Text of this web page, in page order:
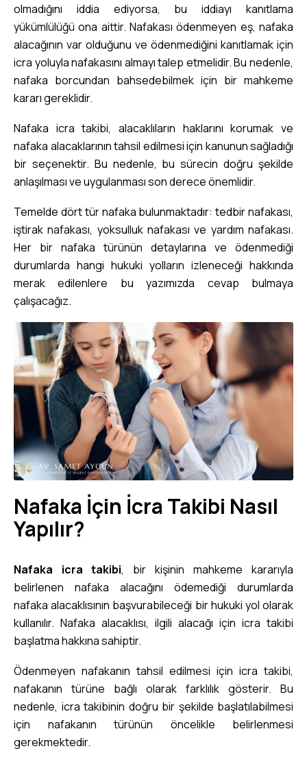
olmadığını iddia ediyorsa, bu iddiayı kanıtlama
yükümlülüğü ona aittir. Nafakası ödenmeyen eş, nafaka
alacağının var olduğunu ve ödenmediğini kanıtlamak için
icra yoluyla nafakasını almayı talep etmelidir. Bu nedenle,
nafaka borcundan bahsedebilmek için bir mahkeme
kararı gereklidir.
Nafaka icra takibi, alacaklıların haklarını korumak ve
nafaka alacaklarının tahsil edilmesi için kanunun sağladığı
bir seçenektir. Bu nedenle, bu sürecin doğru şekilde
anlaşılması ve uygulanması son derece önemlidir.
Temelde dört tür nafaka bulunmaktadır: tedbir nafakası,
iştirak nafakası, yoksulluk nafakası ve yardım nafakası.
Her bir nafaka türünün detaylarına ve ödenmediği
durumlarda hangi hukuki yolların izleneceği hakkında
merak edilenlere bu yazımızda cevap bulmaya
çalışacağız.
Nafaka İçin İcra Takibi Nasıl
Yapılır?
Nafaka icra takibi, bir kişinin mahkeme kararıyla
belirlenen nafaka alacağını ödemediği durumlarda
nafaka alacaklısının başvurabileceği bir hukuki yol olarak
kullanılır. Nafaka alacaklısı, ilgili alacağı için icra takibi
başlatma hakkına sahiptir.
Ödenmeyen nafakanın tahsil edilmesi için icra takibi,
nafakanın türüne bağlı olarak farklılık gösterir. Bu
nedenle, icra takibinin doğru bir şekilde başlatılabilmesi
için nafakanın türünün öncelikle belirlenmesi
gerekmektedir.